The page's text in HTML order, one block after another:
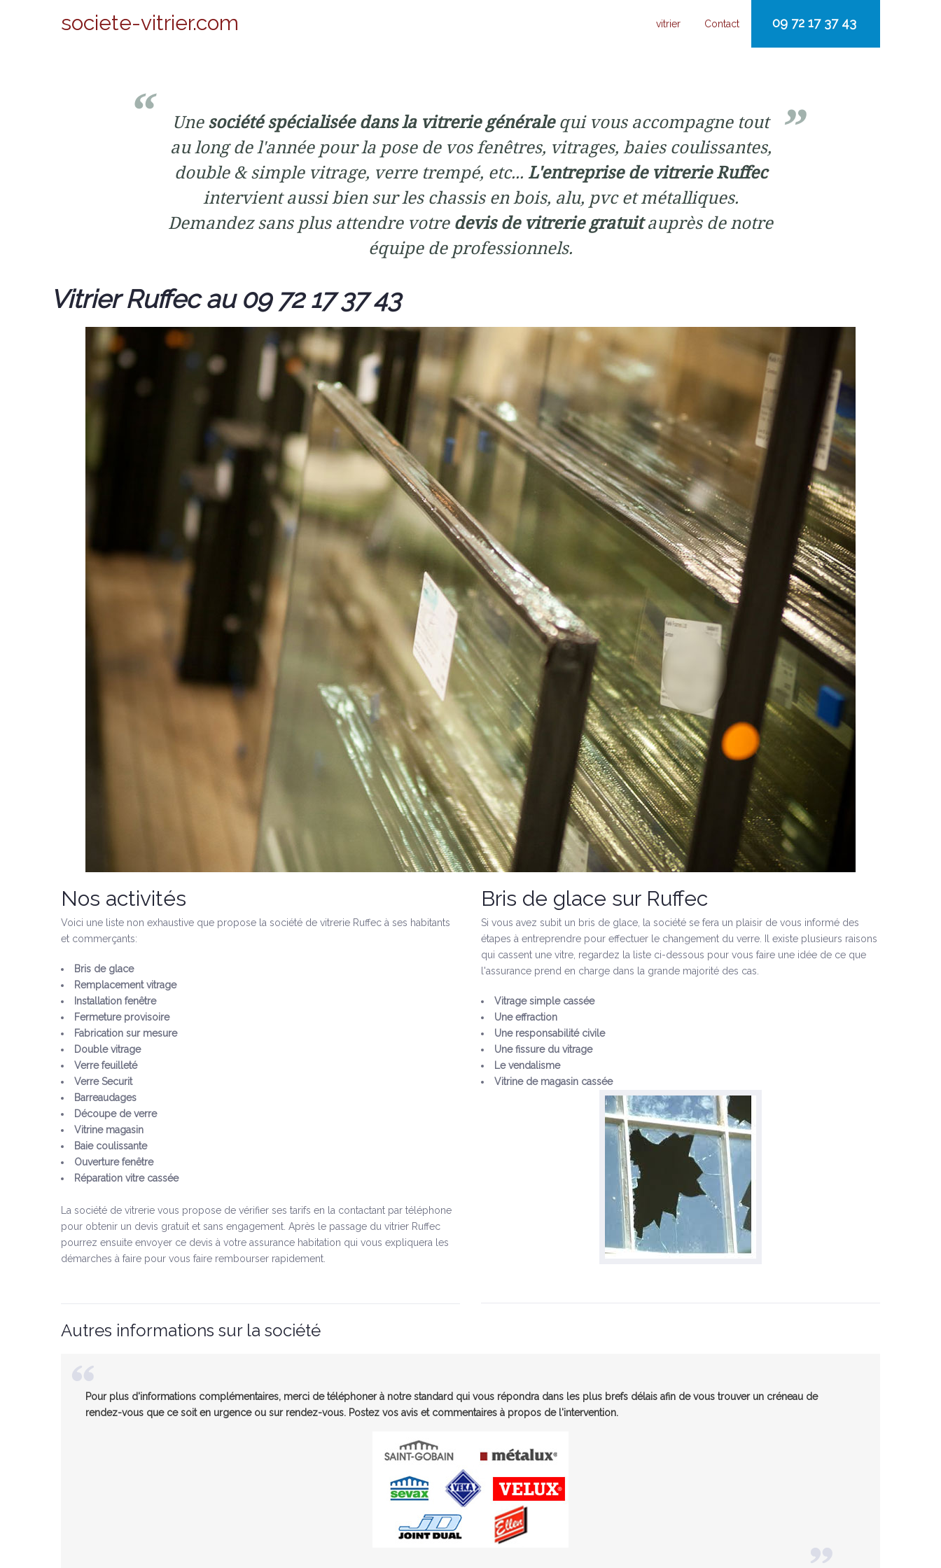
09 72 17 37 43
vitrier Contact
societe-vitrier.com
Unesociété spécialisée dans la vitrerie généralequi vous accompagne tout
au long de l'année pour la pose de vos fenêtres, vitrages, baies coulissantes,
double & simple vitrage, verre trempé, etc... L'entreprise de vitrerie Ruffec
intervient aussi bien sur les chassis en bois, alu, pvc et métalliques.
Demandez sans plus attendre votre devis de vitrerie gratuitauprès de notre
équipe de professionnels.
Vitrier Ruffec au 09 72 17 37 43
Nos activités
Voici une liste non exhaustive que propose la société de vitrerie Ruffec à ses habitants
et commerçants:
Bris de glace
Remplacement vitrage
Installation fenêtre
Fermeture provisoire
Fabrication sur mesure
Double vitrage
Verre feuilleté
Verre Securit
Barreaudages
Découpe de verre
Vitrine magasin
Baie coulissante
Ouverture fenêtre
Réparation vitre cassée
La société de vitrerie vous propose de vérifier ses tarifs en la contactant par téléphone
pour obtenir un devis gratuit et sans engagement. Après le passage du vitrier Ruffec
pourrez ensuite envoyer ce devis à votre assurance habitation qui vous expliquera les
démarches à faire pour vous faire rembourser rapidement.
Bris de glace sur Ruffec
Si vous avez subit un bris de glace, la société se fera un plaisir de vous informé des
étapes à entreprendre pour effectuer le changement du verre. Il existe plusieurs raisons
qui cassent une vitre, regardez la liste ci-dessous pour vous faire une idée de ce que
l'assurance prend en charge dans la grande majorité des cas.
Vitrage simple cassée
Une effraction
Une responsabilité civile
Une fissure du vitrage
Le vendalisme
Vitrine de magasin cassée
Autres informations sur la société
Pour plus d'informations complémentaires, merci de téléphoner à notre standard qui vous répondra dans les plus brefs délais afin de vous trouver un créneau de
rendez-vous que ce soit en urgence ou sur rendez-vous. Postez vos avis et commentaires à propos de l'intervention.